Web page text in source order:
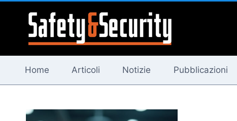
contenuto
Home Articoli Notizie Pubblicazioni